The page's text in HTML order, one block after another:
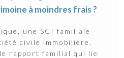
à moindres frais ?
une SCI familiale
civile immobilière.
rapport familial qui lie